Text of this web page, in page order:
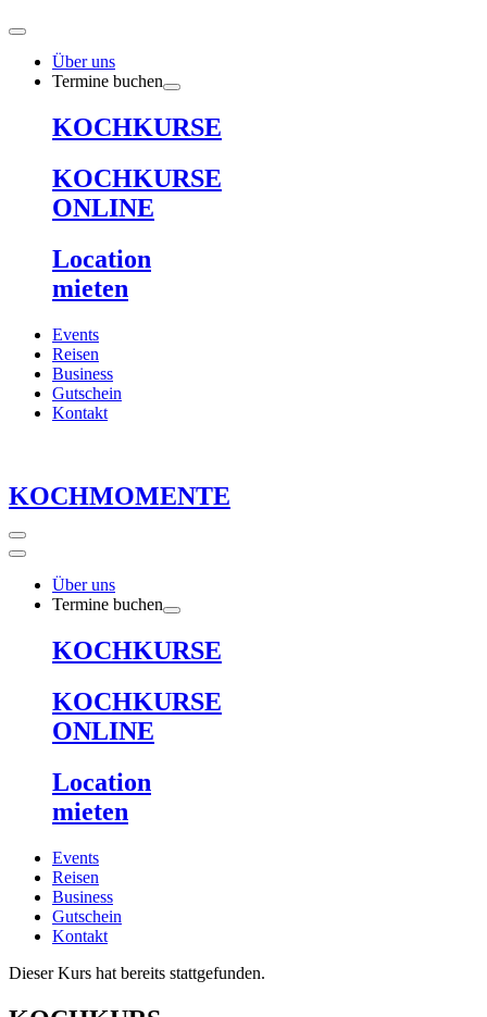
Inhalt
springenÜber uns
Termine buchen
KOCHKURSE
KOCHKURSE
ONLINE
Location
mieten
Events
Reisen
Business
Gutschein
Kontakt
KOCHMOMENTE
Über uns
Termine buchen
KOCHKURSE
KOCHKURSE
ONLINE
Location
mieten
Events
Reisen
Business
Gutschein
Kontakt
Dieser Kurs hat bereits stattgefunden.